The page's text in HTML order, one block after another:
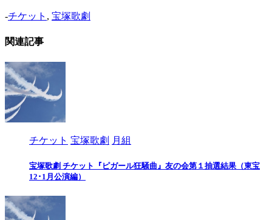
-チケット , 宝塚歌劇
関連記事
チケット 宝塚歌劇 月組
宝塚歌劇 チケット『ピガール狂騒曲』友の会第１抽選結果（東宝
12･1月公演編）